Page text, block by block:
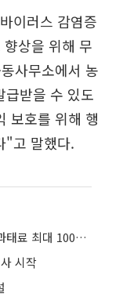
이러스 감염증
상을 위해 무
사무소에서 농
급받을 수 있도
보호를 위해 행
"고 말했다.
연말까지 재사용 화환 표시 특별 단속…과태료 최대 1000만 원
시작